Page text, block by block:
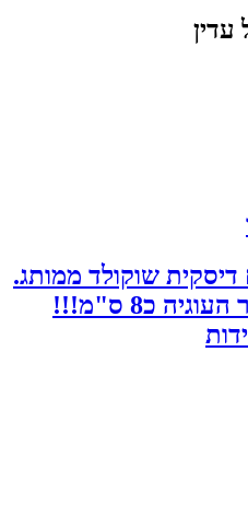
עדין
שוקולד ממותג.
ארוזה בצלופן אישי קוטר העוגיה כ8 ס"מ!!!